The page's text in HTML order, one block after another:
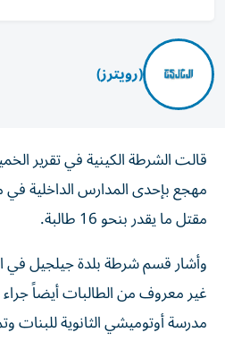
(رويترز)
قالت الشرطة الكينية ​في تقرير
‌مهجع بإحدى المدارس ⁠الداخلية
مقتل ما يقدر ​بنحو 16 ‌طالبة.
وأشار قسم شرطة بلدة ⁠جيلجيل في
‌غير معروف ‌من الطالبات أيضاً
⁠مدرسة ‌أوتوميشي الثانوية للبنات